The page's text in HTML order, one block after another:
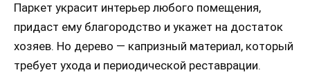
Паркет украсит интерьер любого помещения,
придаст ему благородство и укажет на достаток
хозяев. Но дерево — капризный материал, который
требует ухода и периодической реставрации.